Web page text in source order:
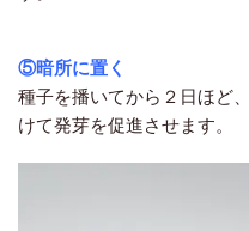
⑤暗所に置く
種子を播いてから２日ほど
けて発芽を促進させます。